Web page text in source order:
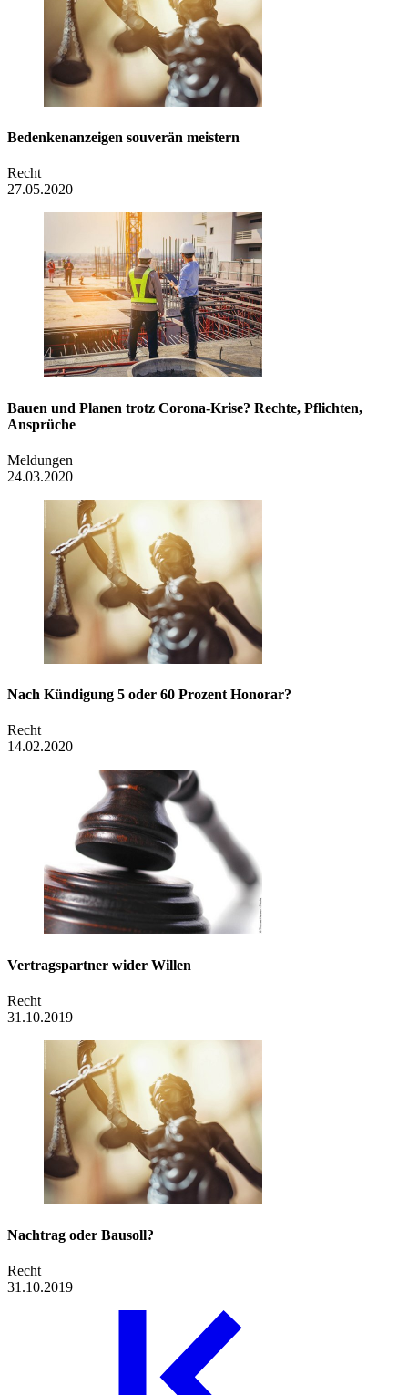
Bedenkenanzeigen souverän meistern
Recht
27.05.2020
Bauen und Planen trotz Corona-Krise? Rechte, Pflichten,
Ansprüche
Meldungen
24.03.2020
Nach Kündigung 5 oder 60 Prozent Honorar?
Recht
14.02.2020
Vertragspartner wider Willen
Recht
31.10.2019
Nachtrag oder Bausoll?
Recht
31.10.2019